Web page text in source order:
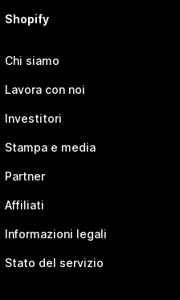
Shopify
Chi siamo
Lavora con noi
Investitori
Stampa e media
Partner
Affiliati
Informazioni legali
Stato del servizio